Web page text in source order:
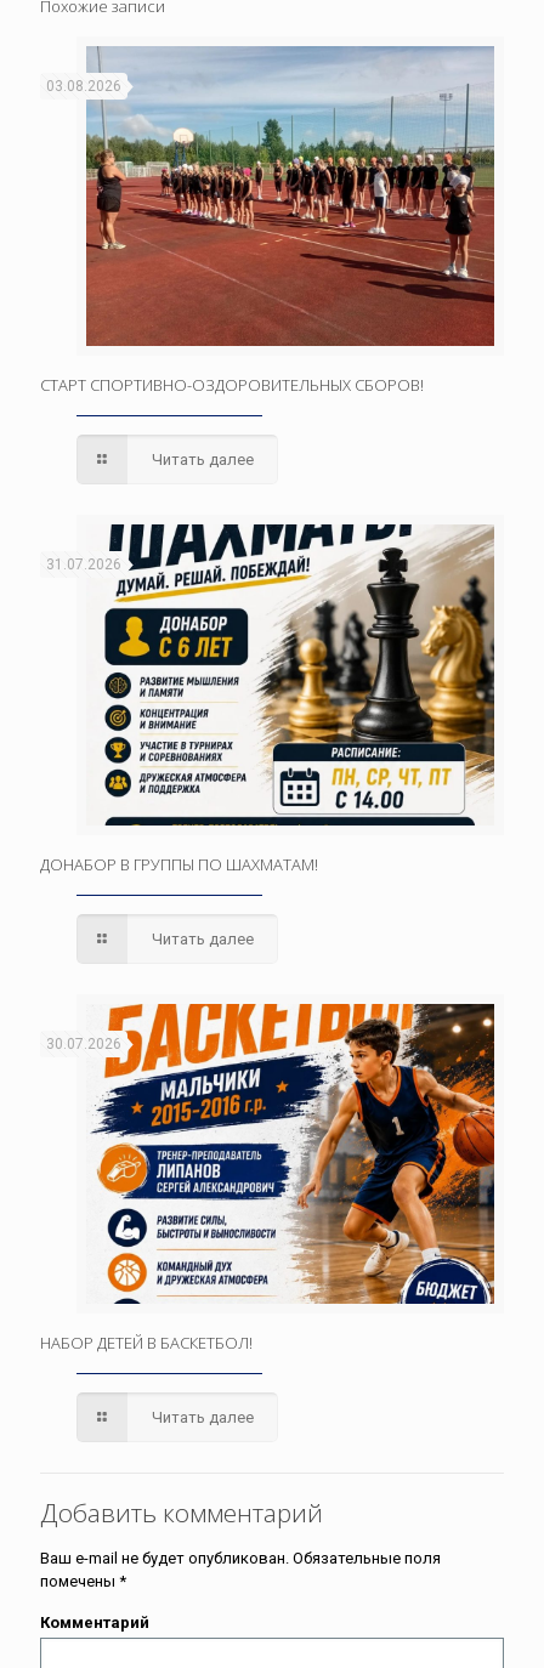
Похожие записи
03.08.2026
СТАРТ СПОРТИВНО-ОЗДОРОВИТЕЛЬНЫХ СБОРОВ!
Читать далее
31.07.2026
ДОНАБОР В ГРУППЫ ПО ШАХМАТАМ!
Читать далее
30.07.2026
НАБОР ДЕТЕЙ В БАСКЕТБОЛ!
Читать далее
Добавить комментарий
Ваш e-mail не будет опубликован. Обязательные поля
помечены *
Комментарий